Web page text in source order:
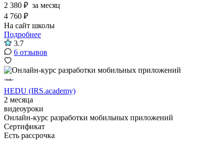
2 380 ₽ за месяц
4 760 ₽
На сайт школы
Подробнее
3.7
6 отзывов
HEDU (IRS.academy)
2 месяца
видеоуроки
Онлайн-курс разработки мобильных приложений
Сертификат
Есть рассрочка